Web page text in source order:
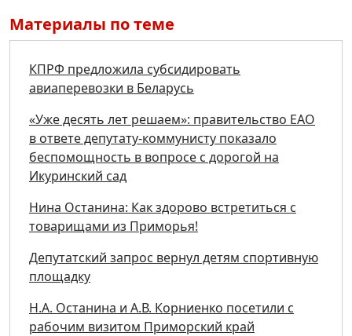
Материалы по теме
КПРФ предложила субсидировать
авиаперевозки в Беларусь
«Уже десять лет решаем»: правительство ЕАО
в ответе депутату-коммунисту показало
беспомощность в вопросе с дорогой на
Икуринский сад
Нина Останина: Как здорово встретиться с
товарищами из Приморья!
Депутатский запрос вернул детям спортивную
площадку
Н.А. Останина и А.В. Корниенко посетили с
рабочим визитом Приморский край